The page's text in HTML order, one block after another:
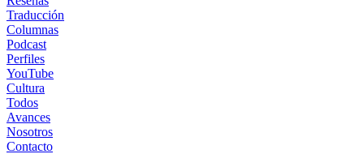
Traducción
Columnas
Podcast
Perfiles
YouTube
Cultura
Todos
Avances
Nosotros
Contacto